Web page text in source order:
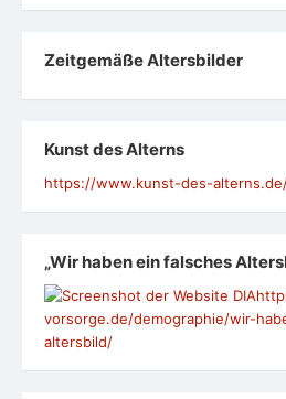
Zeit­ge­mäße Alters­bil­der
Kunst des Alterns
https://www.kunst-des-
„Wir haben ein falsches
vorsorge.de/demographie/wir-
altersbild/